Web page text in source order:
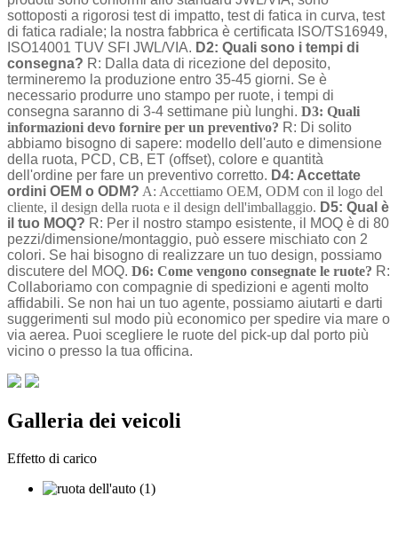
sottoposti a rigorosi test di impatto, test di fatica in curva, test
di fatica radiale; la nostra fabbrica è certificata ISO/TS16949,
ISO14001 TUV SFI JWL/VIA. D2: Quali sono i tempi di
consegna? R: Dalla data di ricezione del deposito,
termineremo la produzione entro 35-45 giorni. Se è
necessario produrre uno stampo per ruote, i tempi di
consegna saranno di 3-4 settimane più lunghi. D3: Quali
informazioni devo fornire per un preventivo? R: Di solito
abbiamo bisogno di sapere: modello dell'auto e dimensione
della ruota, PCD, CB, ET (offset), colore e quantità
dell'ordine per fare un preventivo corretto. D4: Accettate
ordini OEM o ODM? A: Accettiamo OEM, ODM con il logo del
cliente, il design della ruota e il design dell'imballaggio. D5: Qual è
il tuo MOQ? R: Per il nostro stampo esistente, il MOQ è di 80
pezzi/dimensione/montaggio, può essere mischiato con 2
colori. Se hai bisogno di realizzare un tuo design, possiamo
discutere del MOQ. D6: Come vengono consegnate le ruote? R:
Collaboriamo con compagnie di spedizioni e agenti molto
affidabili. Se non hai un tuo agente, possiamo aiutarti e darti
suggerimenti sul modo più economico per spedire via mare o
via aerea. Puoi scegliere le ruote del pick-up dal porto più
vicino o presso la tua officina.
Galleria dei veicoli
Effetto di carico